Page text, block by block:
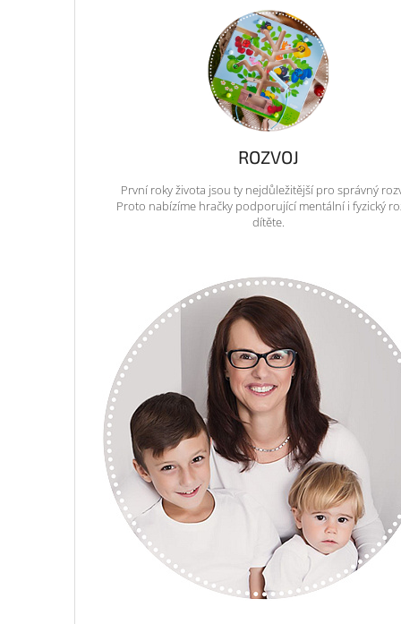
ROZVOJ
První roky života jsou ty nejdůležitější pro správný
Proto nabízíme hračky podporující mentální i fyzický
dítěte.